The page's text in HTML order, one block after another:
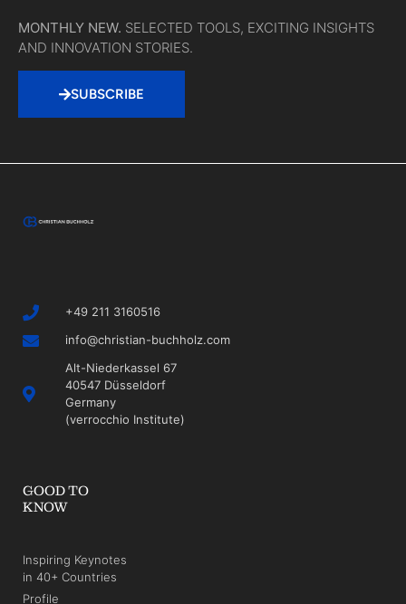
MONTHLY NEW. SELECTED TOOLS, EXCITING INSIGHTS
AND INNOVATION STORIES.
SUBSCRIBE
+49 211 3160516
info@christian-buchholz.com
Alt-Niederkassel 67
40547 Düsseldorf
Germany
(verrocchio Institute)
GOOD TO
KNOW
Inspiring Keynotes
in 40+ Countries
Profile